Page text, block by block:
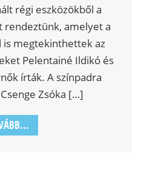
régi eszközökből a
rendeztünk, amelyet a
is megtekinthettek az
Pelentainé Ildikó és
írták. A színpadra
Zsóka […]